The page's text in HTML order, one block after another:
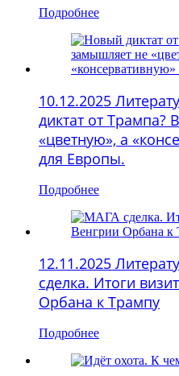
Подробнее
10.12.2025
диктат от
«цветную», а
для Европы.
Подробнее
12.11.2025
сделка. Итоги
Орбана к Трампу
Подробнее